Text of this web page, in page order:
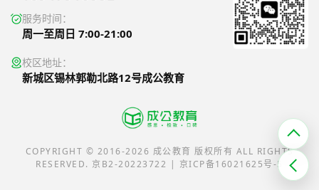
COPYRIGHT © 2016-2026 成公教育 版权所有 ALL RIGHTS
RESERVED. 京B2-20223722 | 京ICP备16021625号-5
服务时间：
周一至周日 7:00-21:00
校区地址：
新城区锡林郭勒北路12号成公教育